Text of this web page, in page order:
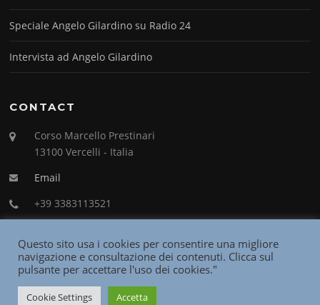
Speciale Angelo Gilardino su Radio 24
Intervista ad Angelo Gilardino
CONTACT
Corso Marcello Prestinari
13100 Vercelli - Italia
Email
+39 3383113521
Copyright © 2026 Angelo Gilardino. All Rights Reserved.
Screenr parallax theme
Questo sito usa i cookies per consentire una migliore
navigazione e consultazione dei contenuti. Clicca sul
pulsante per accettare l'uso dei cookies."
Cookie Settings Accetta